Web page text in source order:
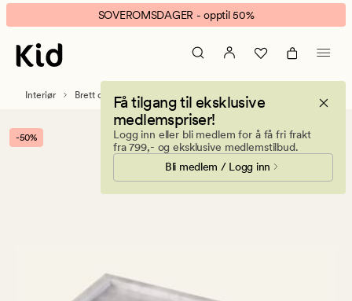
Marble
marmorfat
hvit
banner.
Klikk
ESCAPE
pause.
SOVEROMSDAGER - opptil 50%
Få tilgang til eksklusive
medlemspriser!
Logg inn eller bli medlem for å få fri frakt
fra 799,- og eksklusive medlemstilbud.
Bli medlem / Logg inn
Interiør Brett og fat
-50%